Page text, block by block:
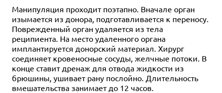
Манипуляция проходит поэтапно. Вначале орган
изымается из донора, подготавливается к переносу.
Поврежденный орган удаляется из тела
реципиента. На место удаленного органа
имплантируется донорский материал. Хирург
соединяет кровеносные сосуды, желчные потоки. В
конце ставит дренаж для отвода жидкости из
брюшины, ушивает рану послойно. Длительность
вмешательства занимает до 12 часов.